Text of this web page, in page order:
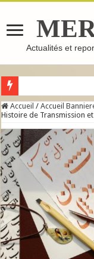
Actualités et
GHASSOUL : L’ARGILE
Accueil / Accueil
Histoire de Transmission et